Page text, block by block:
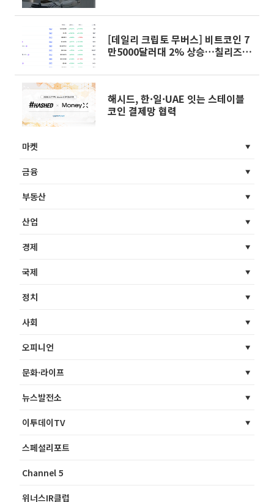
[데일리 크립토 무버스] 비트코인 7
만5000달러대 2% 상승…칠리즈
해시드, 한·일·UAE 잇는 스테이블
코인 결제망 협력
마켓
금융
부동산
산업
경제
국제
정치
사회
오피니언
문화·라이프
뉴스발전소
이투데이TV
스페셜리포트
Channel 5
위너스IR클럽